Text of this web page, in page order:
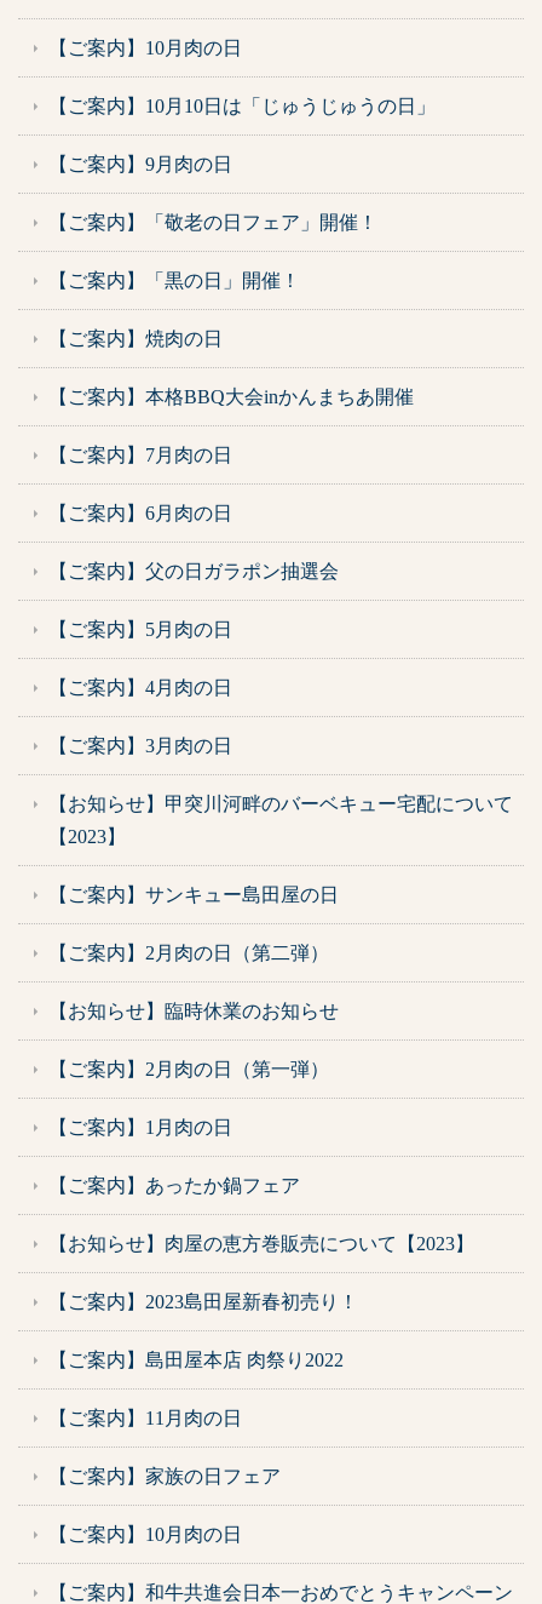
【ご案内】10月肉の日
【ご案内】10月10日は「じゅうじゅうの日」
【ご案内】9月肉の日
【ご案内】「敬老の日フェア」開催！
【ご案内】「黒の日」開催！
【ご案内】焼肉の日
【ご案内】本格BBQ大会inかんまちあ開催
【ご案内】7月肉の日
【ご案内】6月肉の日
【ご案内】父の日ガラポン抽選会
【ご案内】5月肉の日
【ご案内】4月肉の日
【ご案内】3月肉の日
【お知らせ】甲突川河畔のバーベキュー宅配について
【2023】
【ご案内】サンキュー島田屋の日
【ご案内】2月肉の日（第二弾）
【お知らせ】臨時休業のお知らせ
【ご案内】2月肉の日（第一弾）
【ご案内】1月肉の日
【ご案内】あったか鍋フェア
【お知らせ】肉屋の恵方巻販売について【2023】
【ご案内】2023島田屋新春初売り！
【ご案内】島田屋本店 肉祭り2022
【ご案内】11月肉の日
【ご案内】家族の日フェア
【ご案内】10月肉の日
【ご案内】和牛共進会日本一おめでとうキャンペーン